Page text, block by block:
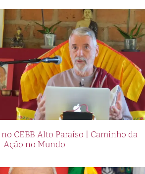
CEBB Alto Paraíso | Caminho da
Ação no Mundo